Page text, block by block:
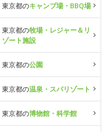
東京都のキャンプ場・BBQ場
東京都の牧場・レジャー＆リ
ゾート施設
東京都の公園
東京都の温泉・スパリゾート
東京都の博物館・科学館